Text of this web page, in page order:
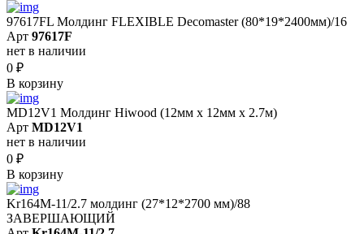
97617FL Молдинг FLEXIBLE Decomaster (80*19*2400мм)/16
Арт 97617F
нет в наличии
0 ₽
В корзину
MD12V1 Молдинг Hiwood (12мм х 12мм х 2.7м)
Арт MD12V1
нет в наличии
0 ₽
В корзину
Kr164M-11/2.7 молдинг (27*12*2700 мм)/88
ЗАВЕРШАЮЩИЙ